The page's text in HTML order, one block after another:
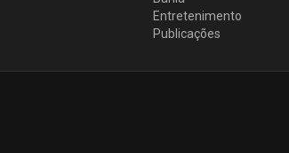
Entretenimento
Publicações